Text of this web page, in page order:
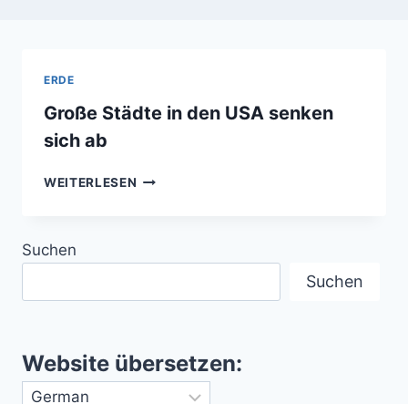
ERDE
Große Städte in den USA senken
sich ab
WEITERLESEN GROSSE S
Suchen
Suchen
Website übersetzen: